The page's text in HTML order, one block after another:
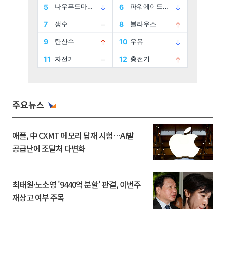
주요뉴스
애플, 中 CXMT 메모리 탑재 시험…AI발
공급난에 조달처 다변화
최태원·노소영 '9440억 분할' 판결, 이번주
재상고 여부 주목